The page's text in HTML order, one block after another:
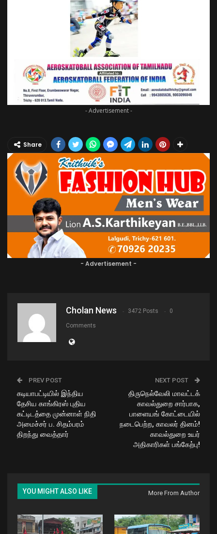
- Advertisement -
Share
- Advertisement -
Cholan News 3472 Posts 0
Comments
PREV POST
கடியாபட்டியில் இந்திய
தேசிய காங்கிரஸ் புதிய
கட்டிடத்தை முன்னாள் நிதி
அமைச்சர் ப. சிதம்பரம்
திறந்து வைத்தார்
NEXT POST
திருநெல்வேலி மாவட்டக்
காவல்துறை சார்பாக,
பாளையங் கோட்டையில்
நடைபெற்ற, காவலர் தினம்!
காவல்துறை உயர்
அதிகாரிகள் பங்கேற்பு!
YOU MIGHT ALSO LIKE More From Author